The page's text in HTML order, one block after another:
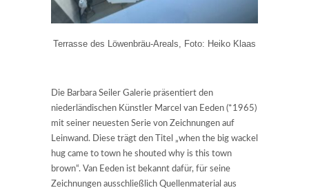
Terrasse des Löwenbräu-Areals, Foto: Heiko Klaas
Die Barbara Seiler Galerie präsentiert den
niederländischen Künstler Marcel van Eeden (*1965)
mit seiner neuesten Serie von Zeichnungen auf
Leinwand. Diese trägt den Titel „when the big wackel
hug came to town he shouted why is this town
brown“. Van Eeden ist bekannt dafür, für seine
Zeichnungen ausschließlich Quellenmaterial aus